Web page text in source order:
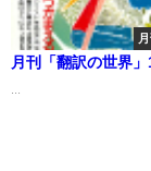
月刊「翻訳の世界」